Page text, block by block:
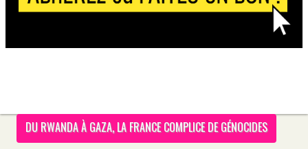
DU RWANDA À GAZA, LA FRANCE COMPLICE DE GÉNOCIDES